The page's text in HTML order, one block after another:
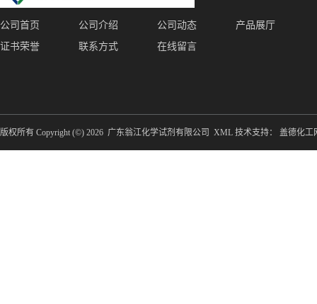
公司首页 公司介绍 公司动态
产品展厅
证书荣誉
联系方式 在线留言
版权所有 Copyright (©) 2026 广东翁江化学试剂有限公司 XML 技术支持： 盖德化工